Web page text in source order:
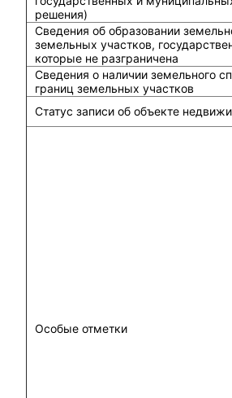
решения)
Сведения об образовании
земельных участков,
которые не разграничена
Сведения о наличии земельного
границ земельных участков
Статус записи об объекте
Особые отметки